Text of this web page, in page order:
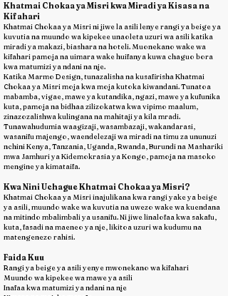
Khatmai Chokaa ya Misri kwa Miradi ya Kisasa na
Kifahari
Khatmai Chokaa ya Misri ni jiwe la asili lenye rangi ya beige ya
kuvutia na muundo wa kipekee unaoleta uzuri wa asili katika
miradi ya makazi, biashara na hoteli. Muonekano wake wa
kifahari pamoja na uimara wake huifanya kuwa chaguo bora
kwa matumizi ya ndani na nje.
Katika Marmo Design, tunazalisha na kusafirisha Khatmai
Chokaa ya Misri moja kwa moja kutoka kiwandani. Tunatoa
mabamba, vigae, mawe ya kutandika, ngazi, mawe ya kufunika
kuta, pamoja na bidhaa zilizokatwa kwa vipimo maalum,
zinazozalishwa kulingana na mahitaji ya kila mradi.
Tunawahudumia waagizaji, wasambazaji, wakandarasi,
wasanifu majengo, waendelezaji wa miradi na timu za ununuzi
nchini Kenya, Tanzania, Uganda, Rwanda, Burundi na Mashariki
mwa Jamhuri ya Kidemokrasia ya Kongo, pamoja na masoko
mengine ya kimataifa.
Kwa Nini Uchague Khatmai Chokaa ya Misri?
Khatmai Chokaa ya Misri inajulikana kwa rangi yake ya beige
ya asili, muundo wake wa kuvutia na uwezo wake wa kuendana
na mitindo mbalimbali ya usanifu. Ni jiwe linalofaa kwa sakafu,
kuta, fasadi na maeneo ya nje, likitoa uzuri wa kudumu na
matengenezo rahisi.
Faida Kuu
Rangi ya beige ya asili yenye mwonekano wa kifahari
Muundo wa kipekee wa mawe ya asili
Inafaa kwa matumizi ya ndani na nje